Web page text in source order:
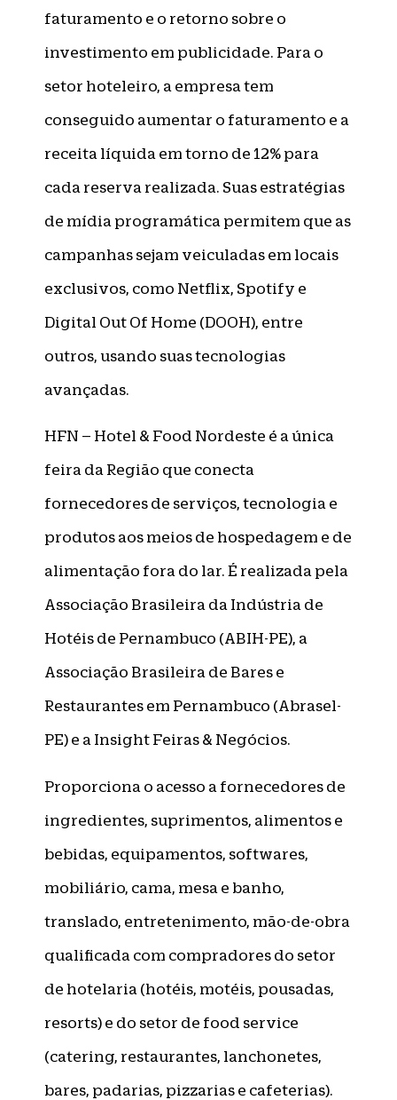
faturamento e o retorno sobre o
investimento em publicidade. Para o
setor hoteleiro, a empresa tem
conseguido aumentar o faturamento e a
receita líquida em torno de 12% para
cada reserva realizada. Suas estratégias
de mídia programática permitem que as
campanhas sejam veiculadas em locais
exclusivos, como Netflix, Spotify e
Digital Out Of Home (DOOH), entre
outros, usando suas tecnologias
avançadas.
HFN – Hotel & Food Nordeste é a única
feira da Região que conecta
fornecedores de serviços, tecnologia e
produtos aos meios de hospedagem e de
alimentação fora do lar. É realizada pela
Associação Brasileira da Indústria de
Hotéis de Pernambuco (ABIH-PE), a
Associação Brasileira de Bares e
Restaurantes em Pernambuco (Abrasel-
PE) e a Insight Feiras & Negócios.
Proporciona o acesso a fornecedores de
ingredientes, suprimentos, alimentos e
bebidas, equipamentos, softwares,
mobiliário, cama, mesa e banho,
translado, entretenimento, mão-de-obra
qualificada com compradores do setor
de hotelaria (hotéis, motéis, pousadas,
resorts) e do setor de food service
(catering, restaurantes, lanchonetes,
bares, padarias, pizzarias e cafeterias).